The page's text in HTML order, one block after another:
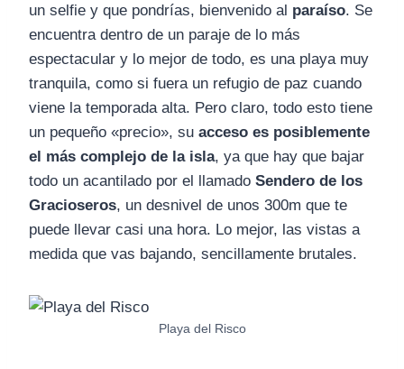
un selfie y que pondrías, bienvenido al paraíso. Se
encuentra dentro de un paraje de lo más
espectacular y lo mejor de todo, es una playa muy
tranquila, como si fuera un refugio de paz cuando
viene la temporada alta. Pero claro, todo esto tiene
un pequeño «precio», su acceso es posiblemente
el más complejo de la isla, ya que hay que bajar
todo un acantilado por el llamado Sendero de los
Gracioseros, un desnivel de unos 300m que te
puede llevar casi una hora. Lo mejor, las vistas a
medida que vas bajando, sencillamente brutales.
Playa del Risco